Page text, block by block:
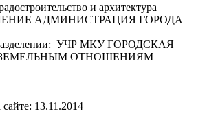
и архитектура
АДМИНИСТРАЦИЯ ГОРОДА
УЧР МКУ ГОРОДСКАЯ
ОТНОШЕНИЯМ
13.11.2014